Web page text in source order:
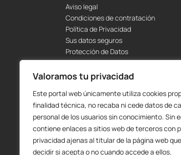
Valoramos tu privacidad
Este portal web únicamente utiliza cookies
finalidad técnica, no recaba ni cede datos de
personal de los usuarios sin conocimiento. Sin
contiene enlaces a sitios web de terceros con
privacidad ajenas al titular de la página web
decidir si acepta o no cuando accede a ellos.
Aviso legal
Condiciones de contratación
Política de Privacidad
Sus datos seguros
Protección de Datos
Política de Cookies
Envíos y Devoluciones